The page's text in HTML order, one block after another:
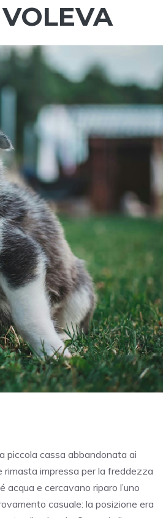
piccola cassa abbandonata ai
rimasta impressa per la freddezza
acqua e cercavano riparo l’uno
casuale: la posizione era